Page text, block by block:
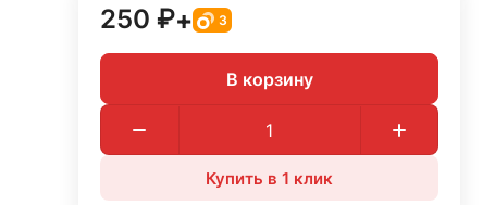
250 ₽+ 3
В корзину
Купить в 1 клик